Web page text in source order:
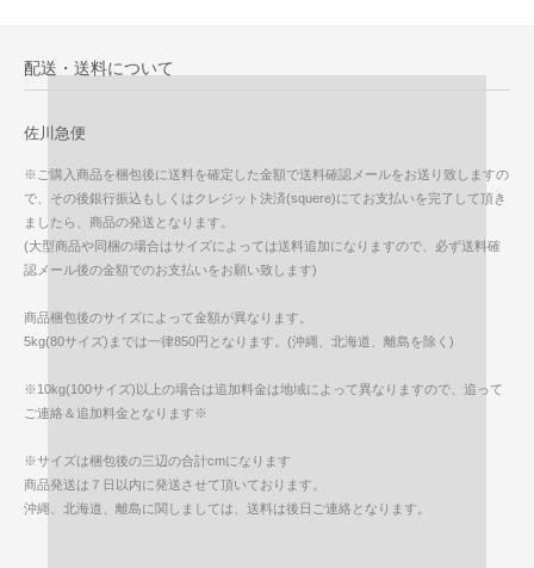
配送・送料について
佐川急便
※ご購入商品を梱包後に送料を確定した金額で送料確認メールをお送り致しますの
で、その後銀行振込もしくはクレジット決済(squere)にてお支払いを完了して頂き
ましたら、商品の発送となります。
(大型商品や同梱の場合はサイズによっては送料追加になりますので、必ず送料確
認メール後の金額でのお支払いをお願い致します)
商品梱包後のサイズによって金額が異なります。
5kg(80サイズ)までは一律850円となります。(沖縄、北海道、離島を除く)
※10kg(100サイズ)以上の場合は追加料金は地域によって異なりますので、追って
ご連絡＆追加料金となります※
※サイズは梱包後の三辺の合計cmになります
商品発送は７日以内に発送させて頂いております。
沖縄、北海道、離島に関しましては、送料は後日ご連絡となります。